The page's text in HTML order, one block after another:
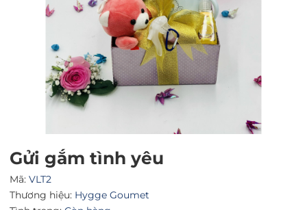
Gửi gắm tình yêu
Mã: VLT2
Thương hiệu: Hygge Goumet
Mã giảm giá:
Ngày hết hạn: